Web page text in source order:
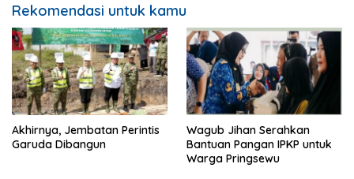
Rekomendasi untuk kamu
Akhirnya, Jembatan Perintis
Garuda Dibangun
Wagub Jihan Serahkan
Bantuan Pangan IPKP untuk
Warga Pringsewu